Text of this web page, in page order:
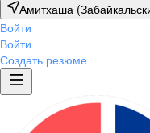
Амитхаша
Войти
Войти
Создать резюме